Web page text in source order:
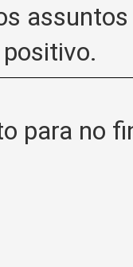
para no